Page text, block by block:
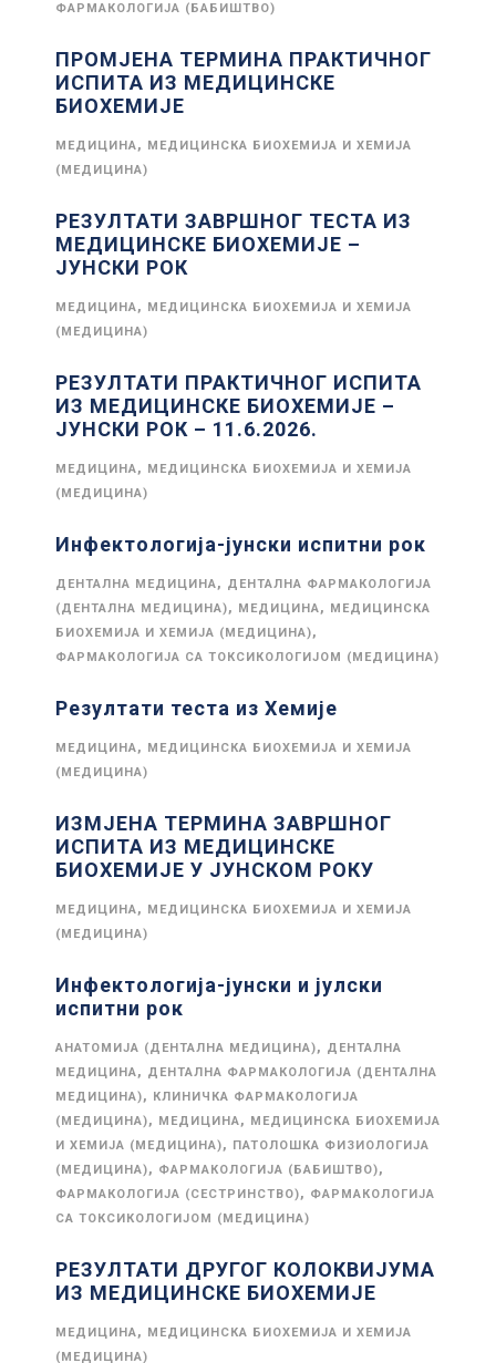
ФАРМАКОЛОГИЈА (БАБИШТВО)
ПРОМЈЕНА ТЕРМИНА ПРАКТИЧНОГ
ИСПИТА ИЗ МЕДИЦИНСКЕ
БИОХЕМИЈЕ
МЕДИЦИНА, МЕДИЦИНСКА БИОХЕМИЈА И ХЕМИЈА
(МЕДИЦИНА)
РЕЗУЛТАТИ ЗАВРШНОГ ТЕСТА ИЗ
МЕДИЦИНСКЕ БИОХЕМИЈЕ –
ЈУНСКИ РОК
МЕДИЦИНА, МЕДИЦИНСКА БИОХЕМИЈА И ХЕМИЈА
(МЕДИЦИНА)
РЕЗУЛТАТИ ПРАКТИЧНОГ ИСПИТА
ИЗ МЕДИЦИНСКЕ БИОХЕМИЈЕ –
ЈУНСКИ РОК – 11.6.2026.
МЕДИЦИНА, МЕДИЦИНСКА БИОХЕМИЈА И ХЕМИЈА
(МЕДИЦИНА)
Инфектологија-јунски испитни рок
ДЕНТАЛНА МЕДИЦИНА, ДЕНТАЛНА ФАРМАКОЛОГИЈА
(ДЕНТАЛНА МЕДИЦИНА), МЕДИЦИНА, МЕДИЦИНСКА
БИОХЕМИЈА И ХЕМИЈА (МЕДИЦИНА),
ФАРМАКОЛОГИЈА СА ТОКСИКОЛОГИЈОМ (МЕДИЦИНА)
Резултати теста из Хемије
МЕДИЦИНА, МЕДИЦИНСКА БИОХЕМИЈА И ХЕМИЈА
(МЕДИЦИНА)
ИЗМЈЕНА ТЕРМИНА ЗАВРШНОГ
ИСПИТА ИЗ МЕДИЦИНСКЕ
БИОХЕМИЈЕ У ЈУНСКОМ РОКУ
МЕДИЦИНА, МЕДИЦИНСКА БИОХЕМИЈА И ХЕМИЈА
(МЕДИЦИНА)
Инфектологија-јунски и јулски
испитни рок
АНАТОМИЈА (ДЕНТАЛНА МЕДИЦИНА), ДЕНТАЛНА
МЕДИЦИНА, ДЕНТАЛНА ФАРМАКОЛОГИЈА (ДЕНТАЛНА
МЕДИЦИНА), КЛИНИЧКА ФАРМАКОЛОГИЈА
(МЕДИЦИНА), МЕДИЦИНА, МЕДИЦИНСКА БИОХЕМИЈА
И ХЕМИЈА (МЕДИЦИНА), ПАТОЛОШКА ФИЗИОЛОГИЈА
(МЕДИЦИНА), ФАРМАКОЛОГИЈА (БАБИШТВО),
ФАРМАКОЛОГИЈА (СЕСТРИНСТВО), ФАРМАКОЛОГИЈА
СА ТОКСИКОЛОГИЈОМ (МЕДИЦИНА)
РЕЗУЛТАТИ ДРУГОГ КОЛОКВИЈУМА
ИЗ МЕДИЦИНСКЕ БИОХЕМИЈЕ
МЕДИЦИНА, МЕДИЦИНСКА БИОХЕМИЈА И ХЕМИЈА
(МЕДИЦИНА)